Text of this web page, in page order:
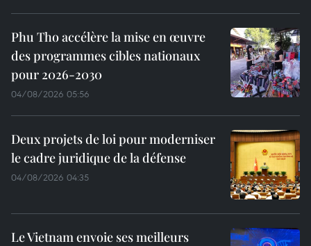
Phu Tho accélère la mise en œuvre
des programmes cibles nationaux
pour 2026-2030
04/08/2026 05:56
Deux projets de loi pour moderniser
le cadre juridique de la défense
04/08/2026 04:35
Le Vietnam envoie ses meilleurs